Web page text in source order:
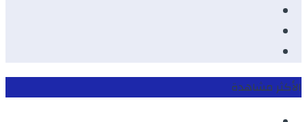
الأكثر مشاهدة